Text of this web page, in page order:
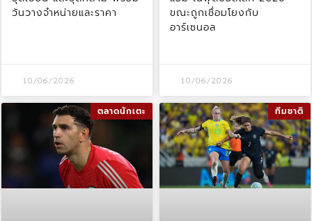
วันวางจำหน่ายและราคา
10/06/2026
ขณะถูกเชื่อมโยงกับ
อาร์เซนอล
10/06/2026
ตลาดนักเตะ ทีมชาติ